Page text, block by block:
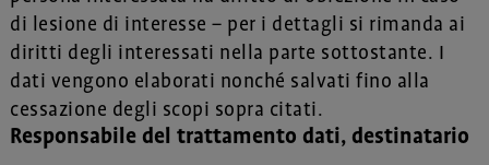
di lesione di interesse – per i dettagli si rimanda ai
diritti degli interessati nella parte sottostante. I
dati vengono elaborati nonché salvati fino alla
cessazione degli scopi sopra citati.
Responsabile del trattamento dati, destinatario